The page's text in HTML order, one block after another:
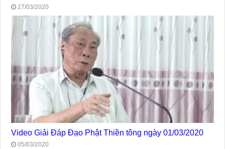
27/03/2020
Video Giải Đáp Đạo Phật Thiền tông ngày 01/03/2020
05/03/2020